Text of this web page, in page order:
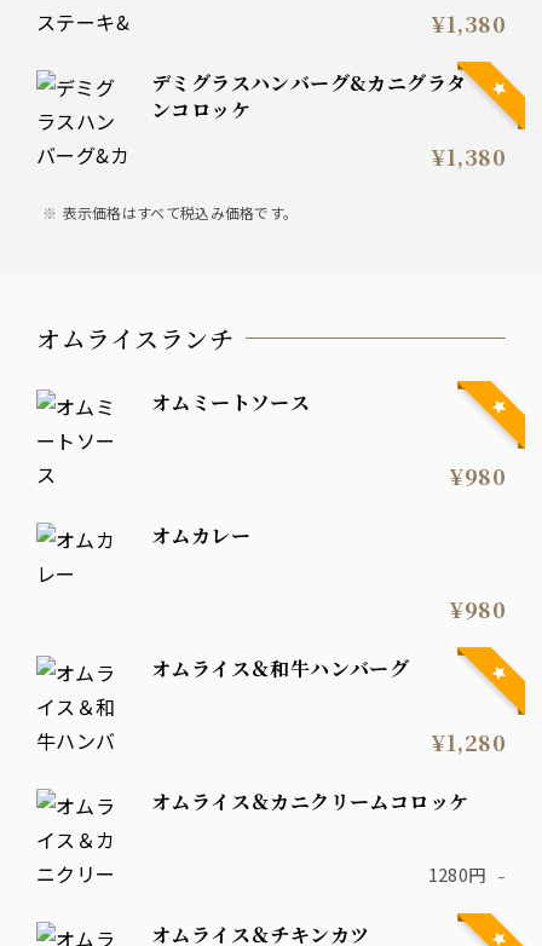
¥1,380
デミグラスハンバーグ&カニグラタ
ンコロッケ
¥1,380
表示価格はすべて税込み価格です。
オムライスランチ
オムミートソース
¥980
オムカレー
¥980
オムライス＆和牛ハンバーグ
¥1,280
オムライス＆カニクリームコロッケ
1280円 -
オムライス＆チキンカツ